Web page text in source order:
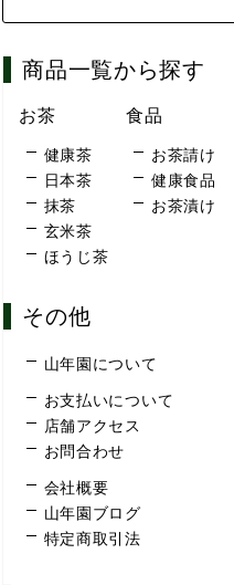
商品一覧から探す
お茶
健康茶
日本茶
抹茶
玄米茶
ほうじ茶
食品
お茶請け
健康食品
お茶漬け
その他
山年園について
お支払いについて
店舗アクセス
お問合わせ
会社概要
山年園ブログ
特定商取引法